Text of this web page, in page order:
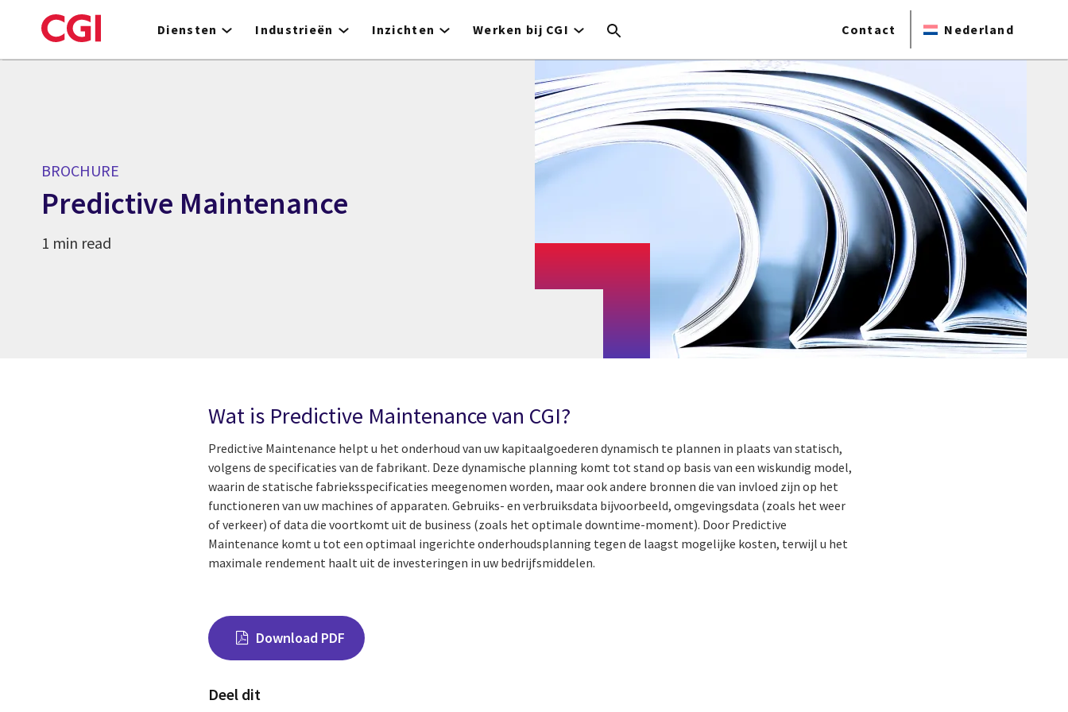
to
Diensten Industrieën Inzichten Werken bij CGI Contact Nederland
BROCHURE
Predictive Maintenance
1 min read
Wat is Predictive Maintenance van CGI?
Predictive Maintenance helpt u het onderhoud van uw kapitaalgoederen dynamisch te plannen in plaats van statisch,
volgens de specificaties van de fabrikant. Deze dynamische planning komt tot stand op basis van een wiskundig model,
waarin de statische fabrieksspecificaties meegenomen worden, maar ook andere bronnen die van invloed zijn op het
functioneren van uw machines of apparaten. Gebruiks- en verbruiksdata bijvoorbeeld, omgevingsdata (zoals het weer
of verkeer) of data die voortkomt uit de business (zoals het optimale downtime-moment). Door Predictive
Maintenance komt u tot een optimaal ingerichte onderhoudsplanning tegen de laagst mogelijke kosten, terwijl u het
maximale rendement haalt uit de investeringen in uw bedrijfsmiddelen.
Download PDF
Deel dit